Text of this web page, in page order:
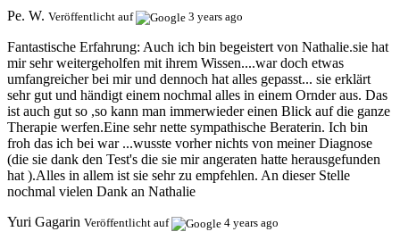
Pe. W. Veröffentlicht auf 3 years ago
Fantastische Erfahrung: Auch ich bin begeistert von Nathalie.sie hat
mir sehr weitergeholfen mit ihrem Wissen....war doch etwas
umfangreicher bei mir und dennoch hat alles gepasst... sie erklärt
sehr gut und händigt einem nochmal alles in einem Ornder aus. Das
ist auch gut so ,so kann man immerwieder einen Blick auf die ganze
Therapie werfen.Eine sehr nette sympathische Beraterin. Ich bin
froh das ich bei war ...wusste vorher nichts von meiner Diagnose
(die sie dank den Test's die sie mir angeraten hatte herausgefunden
hat ).Alles in allem ist sie sehr zu empfehlen. An dieser Stelle
nochmal vielen Dank an Nathalie
Yuri Gagarin Veröffentlicht auf 4 years ago